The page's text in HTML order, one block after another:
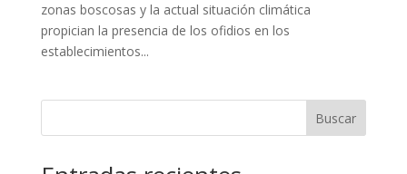
zonas boscosas y la actual situación climática
propician la presencia de los ofidios en los
establecimientos...
Buscar